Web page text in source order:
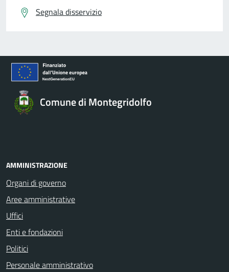
Segnala disservizio
Comune di Montegridolfo
AMMINISTRAZIONE
Organi di governo
Aree amministrative
Uffici
Enti e fondazioni
Politici
Personale amministrativo